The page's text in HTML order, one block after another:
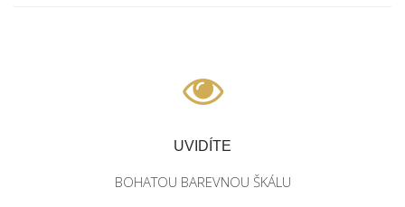
UVIDÍTE
BOHATOU BAREVNOU ŠKÁLU